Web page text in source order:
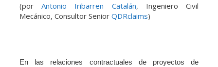
(porAntonio Iribarren Catalán, Ingeniero Civil
Mecánico, Consultor Senior QDRclaims)
En las relaciones contractuales de proyectos de